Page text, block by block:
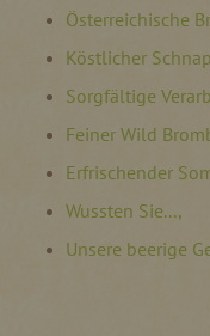
Österreichische
Köstlicher
Sorgfältige
Feiner Wild
Erfrischender
Wussten Sie...,
Unsere beerige